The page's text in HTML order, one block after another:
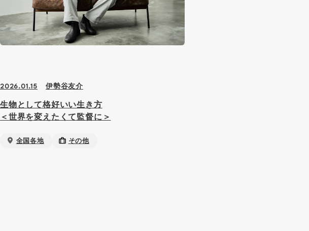
2026.01.15 伊勢谷友介
生物として格好いい生き方
＜世界を変えたくて監督に＞
全国各地 その他